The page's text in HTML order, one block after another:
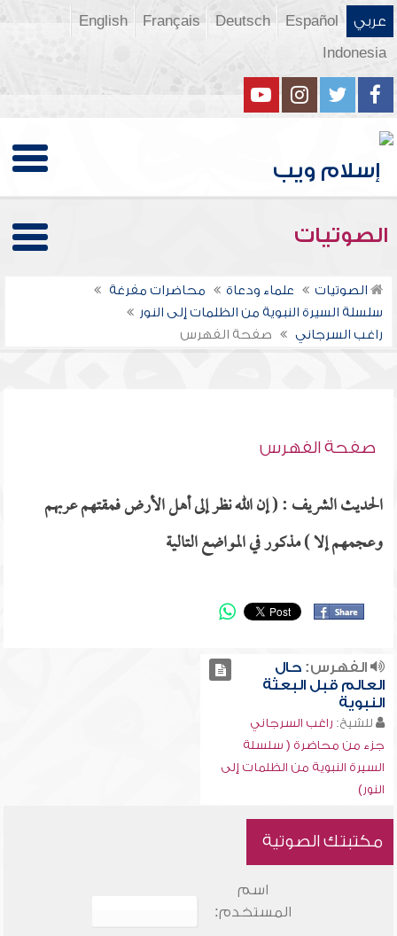
عربي Español
Deutsch
Français
English
Indonesia
الصوتيات
الصوتيات علماء ودعاة
محاضرات مفرغة
سلسلة السيرة النبوية من الظلمات إلى النور
راغب السرجاني
صفحة الفهرس
صفحة الفهرس
الحديث الشريف : ( إن الله نظر إلى أهل الأرض فمقتهم عربهم
وعجمهم إلا ) مذكور في المواضع التالية
الفهرس:حال
العالم قبل البعثة
النبوية
للشيخ: راغب السرجاني
جزء من محاضرة ( سلسلة
السيرة النبوية من الظلمات إلى
النور)
مكتبتك الصوتية
اسم
المستخدم: